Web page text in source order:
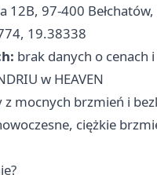
12B, 97-400
19.38338
brak danych o cenach
w HEAVEN
z mocnych brzmień i
ciężkie